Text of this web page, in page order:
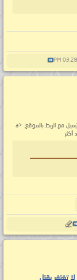
03:28 PM
رابط الصورة للمنتديات مع الربط بالموقع: رابط الصورة للآشتيميل مع الربط بالموقع: <a
أكثر
تغتفر بقتل